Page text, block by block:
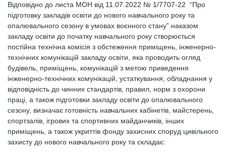
Відповідно до листа МОН від 11.07.2022 № 1/7707-22 “Про
підготовку закладів освіти до нового навчального року та
опалювального сезону в умовах воєнного стану” наказом
закладу освіти до початку навчального року створюється
постійна технічна комісія з обстеження приміщень, інженерно-
технічних комунікацій закладу освіти, яка проводить огляд
будівель, приміщень, комунікацій з метою приведення
інженерно-технічних комунікацій, устаткування, обладнання у
відповідність до чинних стандартів, правил, норм з охорони
праці, а також підготовки закладу освіти до опалювального
сезону, визначає готовність навчальних кабінетів, майстерень,
спортзалів, ігрових та спортивних майданчиків, інших
приміщень, а також укриттів фонду захисних споруд цивільного
захисту до нового навчального року та складає: